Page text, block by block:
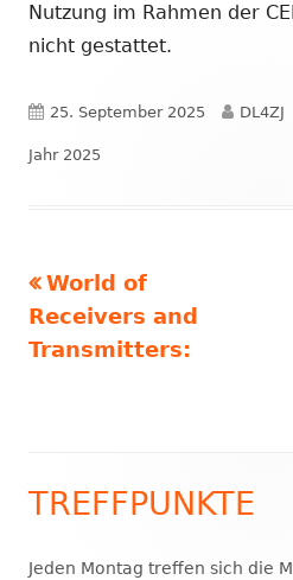
Nutzung im Rahmen der
nicht gestattet.
Veröffentlicht
am
25. September 2025 Autor
DL4ZJ
Jahr 2025
Vorheriger
Beitrag:
World of
Receivers and
Transmitters:
Haupt-
Seitenleiste
TREFFPUNKTE
Jeden Montag treffen sich die